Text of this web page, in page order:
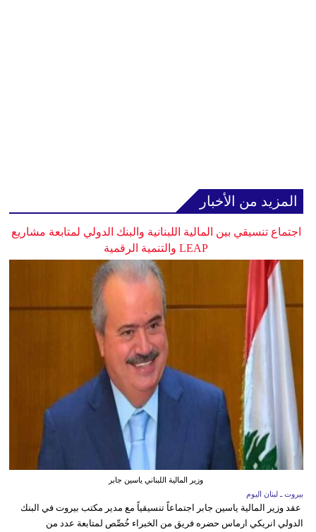
المزيد من الأخبار
اجتماع تنسيقي بين المالية اللبنانية والبنك الدولي لمتابعة مشاريع
LEAP والتنمية الرقمية
وزير المالية اللبناني ياسين جابر
بيروت ـ لبنان اليوم
عقد وزير المالية ياسين جابر اجتماعاً تنسيقياً مع مدير مكتب بيروت في البنك
الدولي انريكي ارماس حضره فريق من الخبراء خُصِّص لمتابعة عدد من